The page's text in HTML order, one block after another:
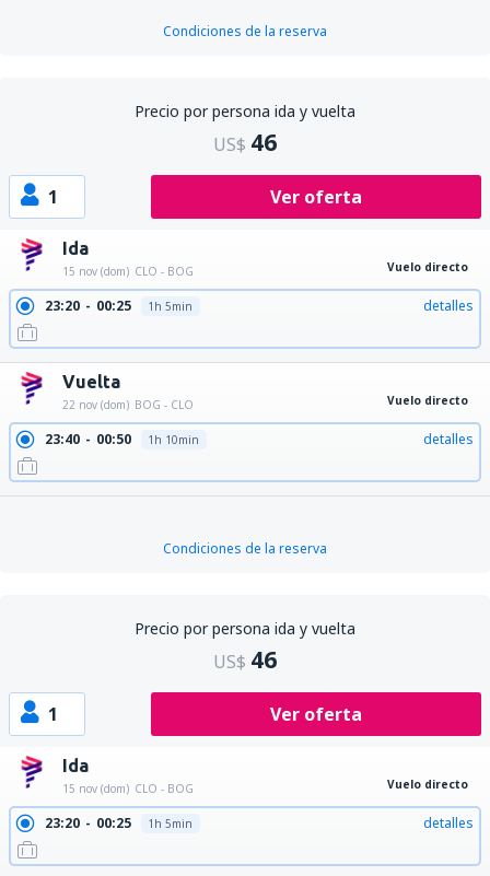
Condiciones de la reserva
Precio por persona ida y vuelta
US$ 46
1 Ver oferta
Ida
15 nov (dom) CLO - BOG Vuelo directo
23:20 00:25 1h 5min detalles
Vuelta
22 nov (dom) BOG - CLO Vuelo directo
23:40 00:50 1h 10min detalles
Condiciones de la reserva
Precio por persona ida y vuelta
US$ 46
1 Ver oferta
Ida
15 nov (dom) CLO - BOG Vuelo directo
23:20 00:25 1h 5min detalles